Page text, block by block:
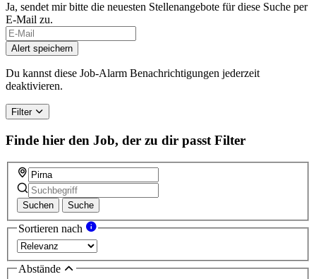
Ja, sendet mir bitte die neuesten Stellenangebote für diese Suche per
E-Mail zu.
If
you
are
a
human,
this
field
Alert speichern
Du kannst diese Job-Alarm Benachrichtigungen jederzeit
deaktivieren.
Filter
Finde hier den Job, der zu dir passt Filter
Suchen Suche
Sortieren nach
Abstände